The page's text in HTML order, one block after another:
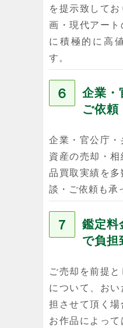
を提示致して
画・現代アー
に積極的に高
す。
６
企業・
ご依頼
企業・官公庁
資産の売却・
品買取実績を
談・ご依頼も承
７
鑑定料
で負担
ご売却を前提
について、お
担させて頂く
お作品によっ